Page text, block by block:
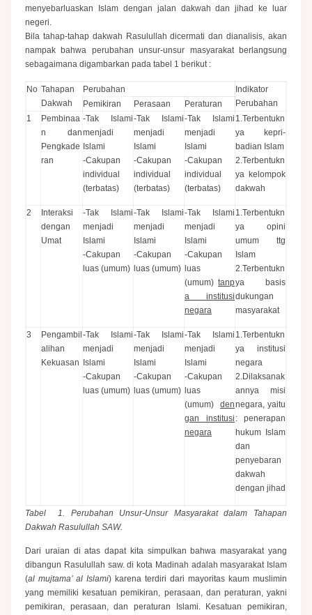
menyebarluaskan Islam dengan jalan dakwah dan jihad ke luar
negeri.
Bila tahap-tahap dakwah Rasulullah dicermati dan dianalisis, akan
nampak bahwa perubahan unsur-unsur masyarakat berlangsung
sebagaimana digambarkan pada tabel 1 berikut :
No Tahapan
Dakwah
Perubahan
Indikator
Perubahan
Pemikiran Perasaan
Peraturan
1
Pembinaa
n dan
Pengkade
ran
-Tak Islami
menjadi
Islami
-Cakupan
individual
(terbatas)
-Tak Islami
menjadi
Islami
-Cakupan
individual
(terbatas)
-Tak Islami
menjadi
Islami
-Cakupan
individual
(terbatas)
1.Terbentukn
ya kepri-
badian Islam
2.Terbentukn
ya kelompok
dakwah
2
Interaksi
dengan
Umat
-Tak Islami
menjadi
Islami
-Cakupan
luas (umum)
-Tak Islami
menjadi
Islami
-Cakupan
luas (umum)
-Tak Islami
menjadi
Islami
-Cakupan
luas
(umum) tanp
a institusi
negara
1.Terbentukn
ya opini
umum ttg
Islam
2.Terbentukn
ya basis
dukungan
masyarakat
3
Pengambil
alihan
Kekuasan
-Tak Islami
menjadi
Islami
-Cakupan
luas (umum)
-Tak Islami
menjadi
Islami
-Cakupan
luas (umum)
-Tak Islami
menjadi
Islami
-Cakupan
luas
(umum) den
gan institusi
negara
1.Terbentukn
ya institusi
negara
2.Dilaksanak
annya misi
negara, yaitu
: penerapan
hukum Islam
dan
penyebaran
dakwah
dengan jihad
Tabel 1. Perubahan Unsur-Unsur Masyarakat dalam Tahapan
Dakwah Rasulullah SAW.
Dari uraian di atas dapat kita simpulkan bahwa masyarakat yang
dibangun Rasulullah saw. di kota Madinah adalah masyarakat Islam
(al mujtama’ al Islami) karena terdiri dari mayoritas kaum muslimin
yang memiliki kesatuan pemikiran, perasaan, dan peraturan, yakni
pemikiran, perasaan, dan peraturan Islami. Kesatuan pemikiran,